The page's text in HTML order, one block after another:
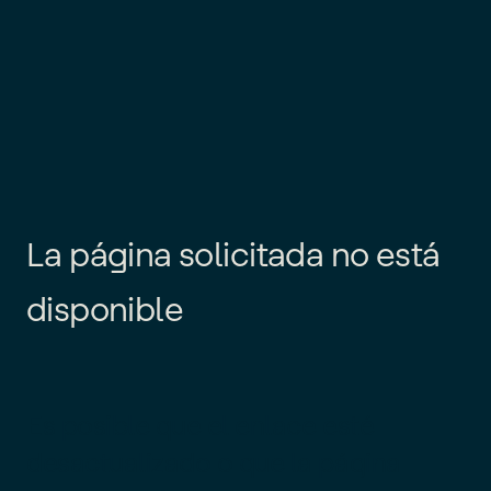
La página solicitada no está
disponible